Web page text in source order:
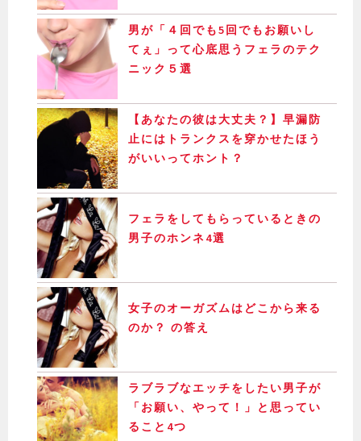
男が「４回でも5回でもお願いし
てぇ」って心底思うフェラのテク
ニック５選
【あなたの彼は大丈夫？】早漏防
止にはトランクスを穿かせたほう
がいいってホント？
フェラをしてもらっているときの
男子のホンネ4選
女子のオーガズムはどこから来る
のか？ の答え
ラブラブなエッチをしたい男子が
「お願い、やって！」と思ってい
ること4つ